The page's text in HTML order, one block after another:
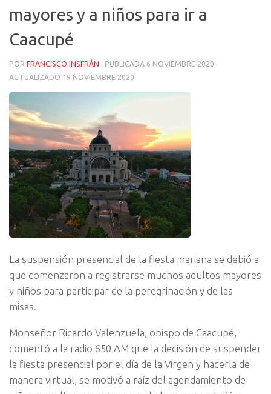
mayores y a niños para ir a
Caacupé
POR FRANCISCO INSFRÁN · PUBLICADA 6 NOVIEMBRE 2020 ·
ACTUALIZADO 19 NOVIEMBRE 2020
La suspensión presencial de la fiesta mariana se debió a
que comenzaron a registrarse muchos adultos mayores
y niños para participar de la peregrinación y de las
misas.
Monseñor Ricardo Valenzuela, obispo de Caacupé,
comentó a la radio 650 AM que la decisión de suspender
la fiesta presencial por el día de la Virgen y hacerla de
manera virtual, se motivó a raíz del agendamiento de